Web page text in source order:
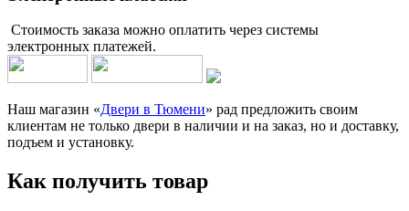
Стоимость заказа можно оплатить через системы
электронных платежей.
Наш магазин «Двери в Тюмени» рад предложить своим
клиентам не только двери в наличии и на заказ, но и доставку,
подъем и установку.
Как получить товар